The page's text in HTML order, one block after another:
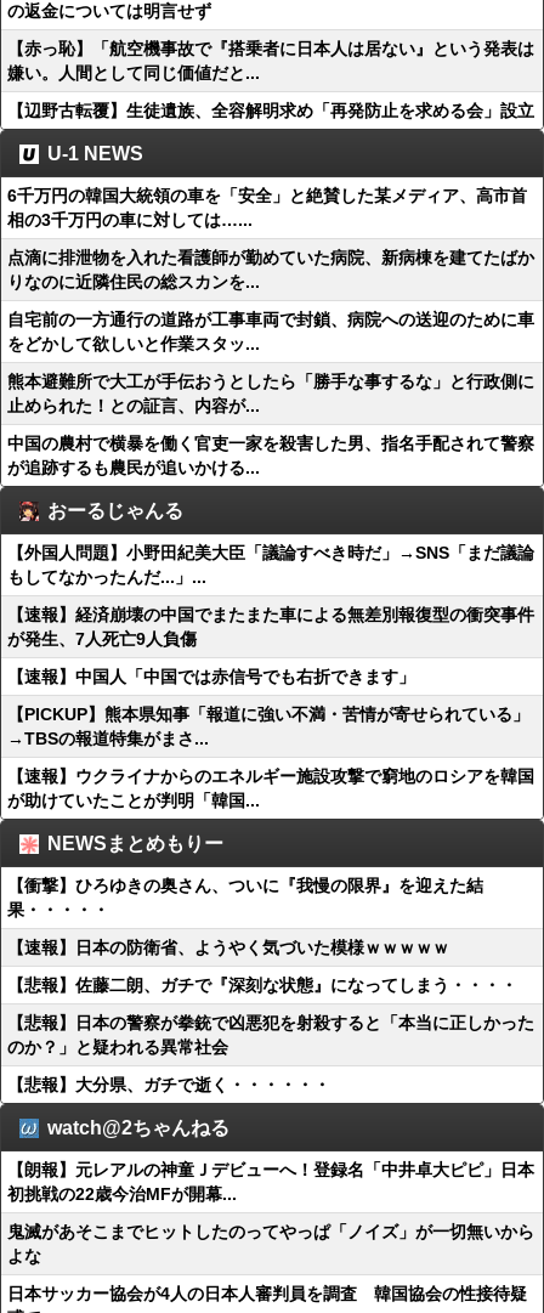
の返金については明言せず
【赤っ恥】「航空機事故で『搭乗者に日本人は居ない』という発表は
嫌い。人間として同じ価値だと...
【辺野古転覆】生徒遺族、全容解明求め「再発防止を求める会」設立
U-1 NEWS
6千万円の韓国大統領の車を「安全」と絶賛した某メディア、高市首
相の3千万円の車に対しては…...
点滴に排泄物を入れた看護師が勤めていた病院、新病棟を建てたばか
りなのに近隣住民の総スカンを...
自宅前の一方通行の道路が工事車両で封鎖、病院への送迎のために車
をどかして欲しいと作業スタッ...
熊本避難所で大工が手伝おうとしたら「勝手な事するな」と行政側に
止められた！との証言、内容が...
中国の農村で横暴を働く官吏一家を殺害した男、指名手配されて警察
が追跡するも農民が追いかける...
おーるじゃんる
【外国人問題】小野田紀美大臣「議論すべき時だ」→SNS「まだ議論
もしてなかったんだ...」...
【速報】経済崩壊の中国でまたまた車による無差別報復型の衝突事件
が発生、7人死亡9人負傷
【速報】中国人「中国では赤信号でも右折できます」
【PICKUP】熊本県知事「報道に強い不満・苦情が寄せられている」
→TBSの報道特集がまさ...
【速報】ウクライナからのエネルギー施設攻撃で窮地のロシアを韓国
が助けていたことが判明「韓国...
NEWSまとめもりー
【衝撃】ひろゆきの奥さん、ついに『我慢の限界』を迎えた結
果・・・・・
【速報】日本の防衛省、ようやく気づいた模様ｗｗｗｗｗ
【悲報】佐藤二朗、ガチで『深刻な状態』になってしまう・・・・
【悲報】日本の警察が拳銃で凶悪犯を射殺すると「本当に正しかった
のか？」と疑われる異常社会
【悲報】大分県、ガチで逝く・・・・・・
watch@2ちゃんねる
【朗報】元レアルの神童Ｊデビューへ！登録名「中井卓大ピピ」日本
初挑戦の22歳今治MFが開幕...
鬼滅があそこまでヒットしたのってやっぱ「ノイズ」が一切無いから
よな
日本サッカー協会が4人の日本人審判員を調査 韓国協会の性接待疑